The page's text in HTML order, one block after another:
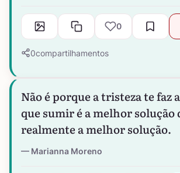
0
0compartilhamentos
Não é porque a tristeza te faz
que sumir é a melhor solução
realmente a melhor solução.
Marianna Moreno